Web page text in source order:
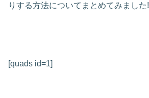
りする方法についてまとめてみました!
[quads id=1]